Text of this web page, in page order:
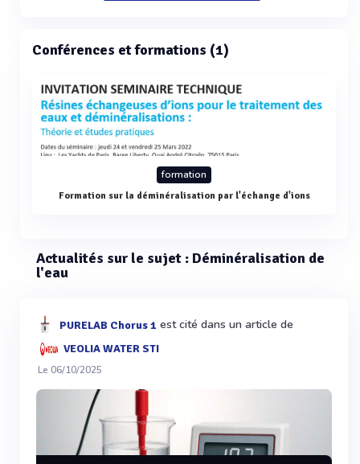
Conférences et formations (1)
formation
Formation sur la déminéralisation par l'échange d'ions
Actualités sur le sujet : Déminéralisation de
l'eau
PURELAB Chorus 1 est cité dans un article de
VEOLIA WATER STI
Le 06/10/2025